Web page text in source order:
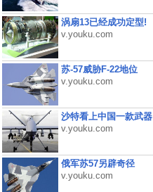
涡扇13已经成功定型!
v.youku.com
苏-57威胁F-22地位
v.youku.com
沙特看上中国一款武器
v.youku.com
俄军苏57另辟奇径
v.youku.com